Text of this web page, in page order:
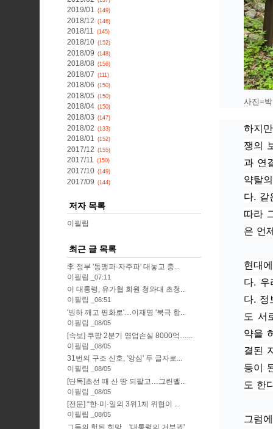
사진=
하지
쟁의
과 연
약탈
다. 같
따라
은 언
현대
다.
다. 정
도 서
약을
결된
등이
도 한
그럼
2019/01 (149)
2018/12 (146)
2018/11 (145)
2018/10 (152)
2018/09 (148)
2018/08 (156)
2018/07 (111)
2018/06 (150)
2018/05 (150)
2018/04 (150)
2018/03 (147)
2018/02 (133)
2018/01 (152)
2017/12 (155)
2017/11 (150)
2017/10 (149)
2017/09 (144)
저자 목록
이필립
최근 글 목록
李 정부 '동맹파·자주파' 대놓고 충...
이필립
07:11
이 대통령, 유가협 회원 청와대 초청...
이필립
06:51
'빙하 깨고 평화로'…이재명 '북극 항...
이필립
08/05
[속보] 쿠팡 2분기 영업손실 8000억…...
이필립
08/05
31번의 구조 신호, '앙심' 두 글자로...
이필립
08/05
[단독]초선 때 산 땅 되팔고…그린벨...
이필립
08/05
[전문] “한·미·일의 3위1체 위협이 ...
이필립
08/05
그들의 헛된 희망…'대통령의 거부권'